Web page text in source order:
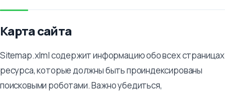
Карта сайта
Sitemap.xlml содержит информацию обо всех страницах
ресурса, которые должны быть проиндексированы
поисковыми роботами. Важно убедиться,